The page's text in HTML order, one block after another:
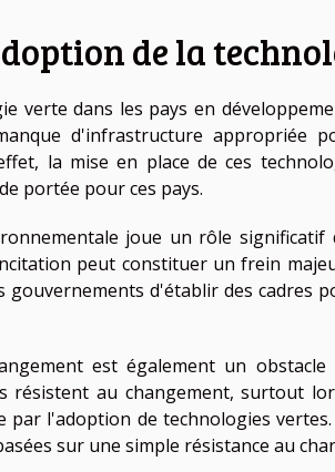
de la
verte dans les pays en
d'infrastructure appropriée
la mise en place de ces
portée pour ces pays.
joue un rôle significatif
peut constituer un frein
d'établir des cadres
est également un
résistent au changement, surtout
par l'adoption de technologies
sur une simple résistance au